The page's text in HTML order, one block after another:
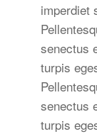
imperdiet
senectus
turpis
senectus
turpis